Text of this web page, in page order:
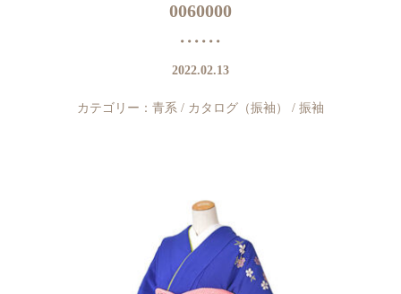
0060000
2022.02.13
カテゴリー： 青系 / カタログ（振袖） / 振袖